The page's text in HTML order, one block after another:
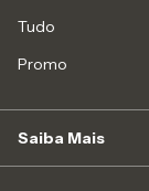
Tudo
Promo
Saiba Mais